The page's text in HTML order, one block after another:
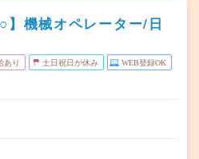
】機械オペレーター/日
あり 土日祝日が休み WEB登録OK